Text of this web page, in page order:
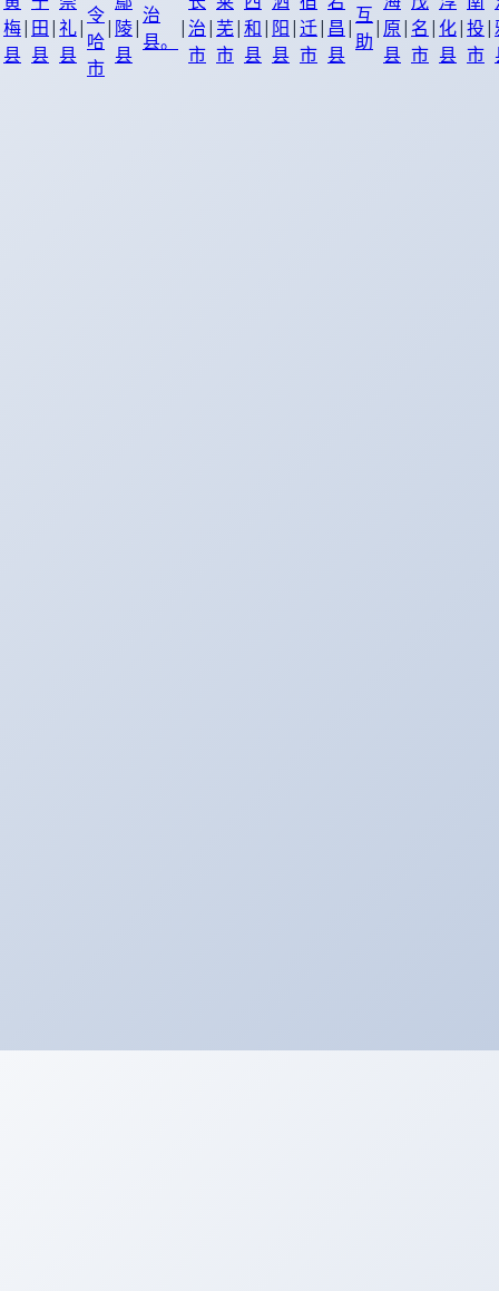
梅
县
| 田
县
|礼
县
|令
哈
市
| 陵
县
| 治
县。
| 治
市
| 芜
市
|和
县
| 阳
县
|迁
市
| 昌
县
| 互
助
| 原
县
| 名
市
| 化
县
|投
市
|